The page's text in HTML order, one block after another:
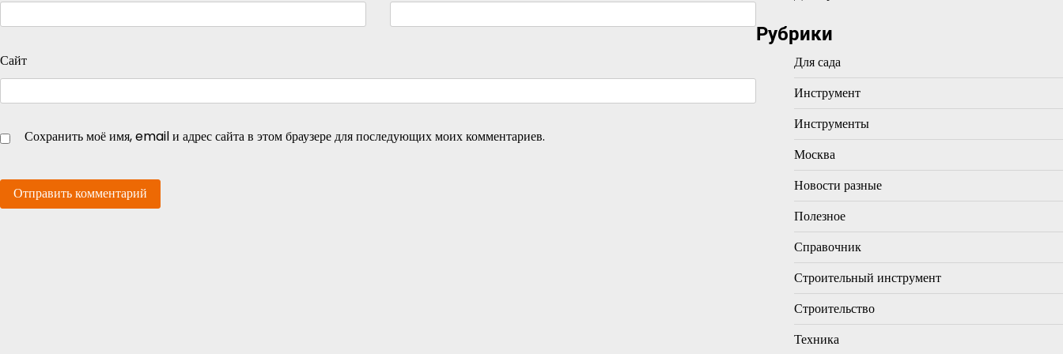
Сайт
Сохранить моё имя, email и адрес сайта в этом браузере для последующих моих комментариев.
Рубрики
Для сада
Инструмент
Инструменты
Москва
Новости разные
Полезное
Справочник
Строительный инструмент
Строительство
Техника